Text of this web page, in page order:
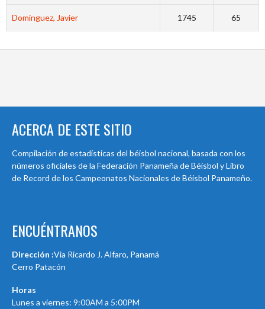
Domínguez, Javier 1745 65
ACERCA DE ESTE SITIO
Compilación de estadísticas del béisbol nacional, basada con los
números oficiales de la Federación Panameña de Béisbol y Libro
de Record de los Campeonatos Nacionales de Béisbol Panameño.
ENCUÉNTRANOS
Dirección :Via Ricardo J. Alfaro, Panamá
Cerro Patacón
Horas
Lunes a viernes: 9:00AM a 5:00PM